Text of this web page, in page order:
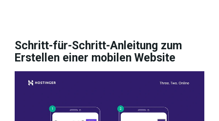
Schritt-für-Schritt-Anleitung zum
Erstellen einer mobilen Website